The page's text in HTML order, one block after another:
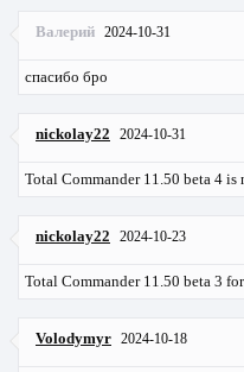
Валерий 2024-10-31
спасибо бро
nickolay22 2024-10-31
Total Commander 11.50 beta 4
nickolay22 2024-10-23
Total Commander 11.50 beta 3
Volodymyr 2024-10-18